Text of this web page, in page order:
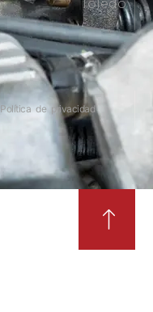
Toledo
Política de privacidad